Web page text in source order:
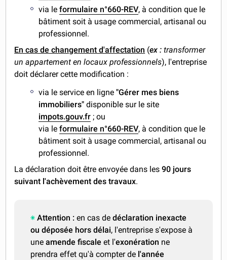
via leformulaire n°660-REV, à condition que le
bâtiment soit à usage commercial, artisanal ou
professionnel.
En cas de changement d'affectation (ex : transformer
un appartement en locaux professionnels), l'entreprise
doit déclarer cette modification :
via le service en ligne"Gérer mes biens
immobiliers"disponible sur le site
impots.gouv.fr ; ou
via leformulaire n°660-REV, à condition que le
bâtiment soit à usage commercial, artisanal ou
professionnel.
La déclaration doit être envoyée dans les90 jours
suivant l'achèvement des travaux.
Attention : en cas dedéclaration inexacte
ou déposée hors délai, l'entreprise s'expose à
une amende fiscaleet l'exonération ne
prendra effet qu'à compter de l'année